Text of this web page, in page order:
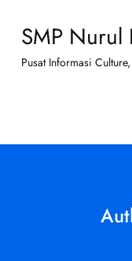
content
SMP Nurul
Pusat Informasi